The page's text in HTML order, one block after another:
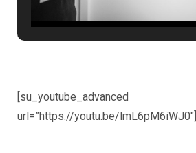
[su_youtube_advanced
url=”https://youtu.be/lmL6pM6iWJ0″]